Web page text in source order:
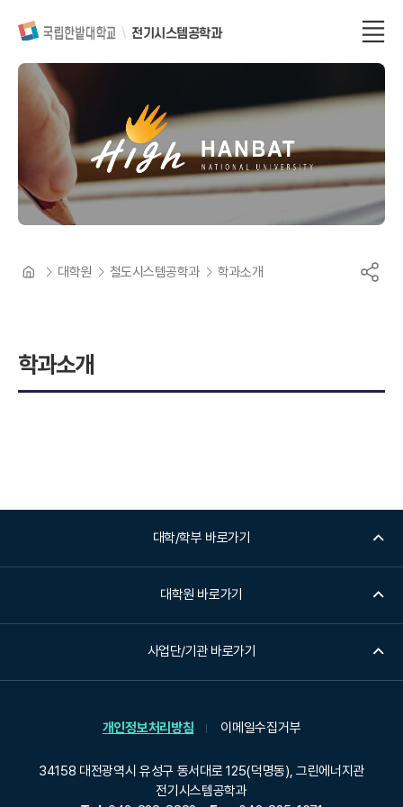
전기시스템공학과
학과소개
대학원 철도시스템공학과 학과소개
대학/학부 바로가기
대학원 바로가기
사업단/기관 바로가기
개인정보처리방침 이메일수집거부
34158 대전광역시 유성구 동서대로 125(덕명동), 그린에너지관
전기시스템공학과